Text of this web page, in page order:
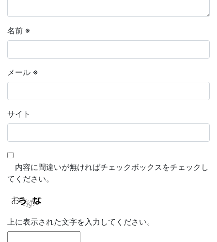
名前 ※
メール ※
サイト
内容に間違いが無ければチェックボックスをチェックし
てください。
上に表示された文字を入力してください。